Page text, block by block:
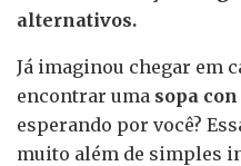
alternativos.
Já imaginou chegar em
encontrar uma sopa
esperando por você?
muito além de simples